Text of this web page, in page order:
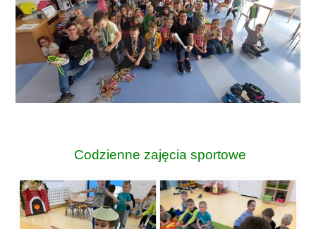
Codzienne zajęcia sportowe